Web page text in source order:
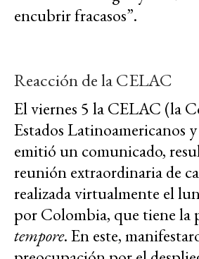
encubrir fracasos”.
Reacción de la CELAC
El viernes 5 la CELAC (la
Estados Latinoamericanos
emitió un comunicado,
reunión extraordinaria de
realizada virtualmente el
por Colombia, que tiene la
tempore. En este,